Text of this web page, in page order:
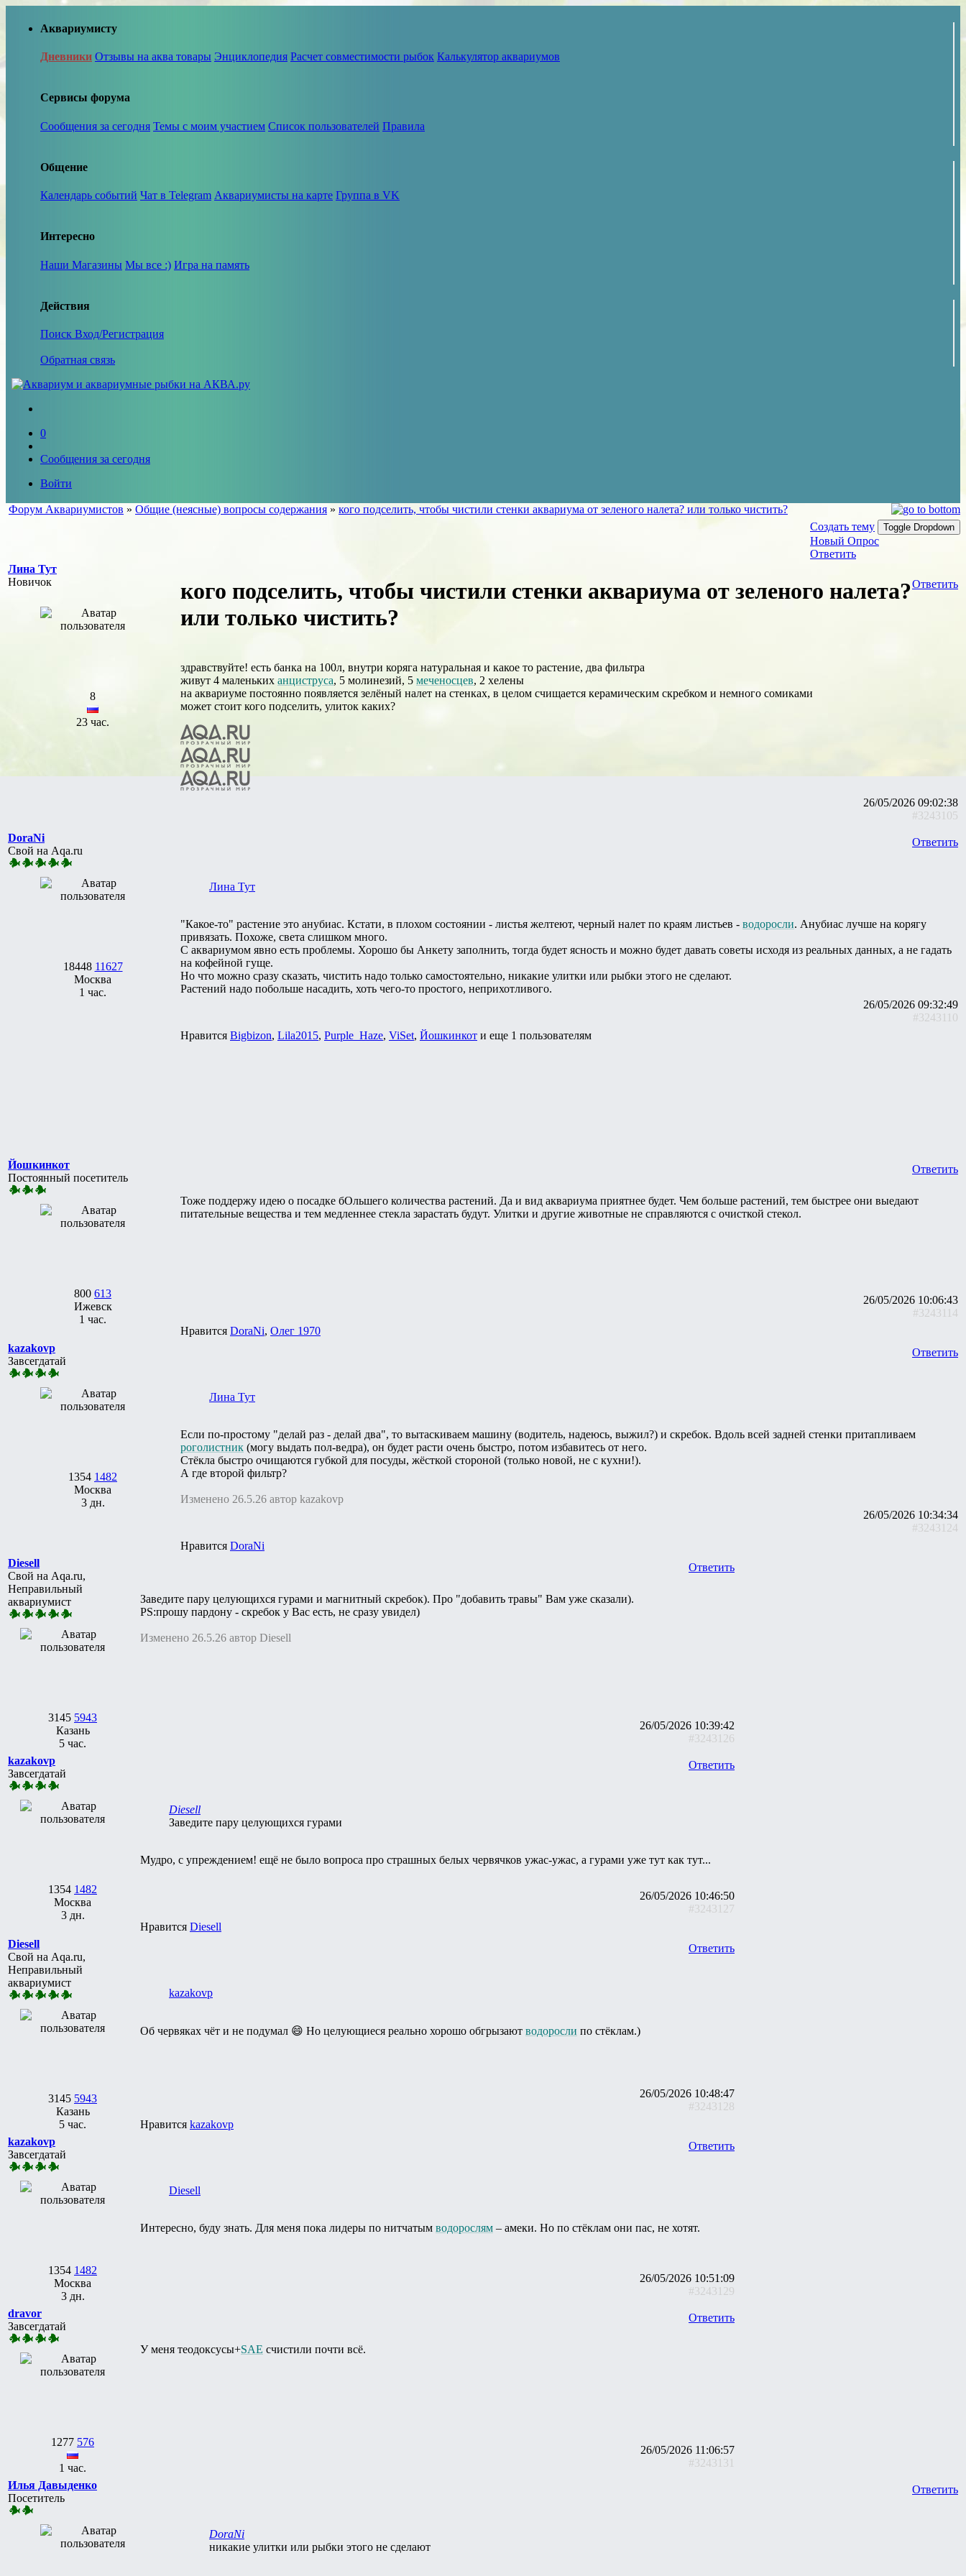
Аквариумисту
Дневники Отзывы на аква товары Энциклопедия Расчет совместимости рыбок Калькулятор аквариумов
Сервисы форума
Сообщения за сегодня Темы с моим участием Список пользователей Правила
Общение
Календарь событий Чат в Telegram Аквариумисты на карте Группа в VK
Интересно
Наши Магазины Мы все :) Игра на память
Действия
Поиск Вход/Регистрация
Обратная связь
0
Сообщения за сегодня
Войти
Форум Аквариумистов » Общие (неясные) вопросы содержания » кого подселить, чтобы чистили стенки аквариума от зеленого налета? или только чистить?
Создать тему
Toggle Dropdown
Новый Опрос
Ответить
Лина Тут
Новичок
8
23 час.
Ответить
кого подселить, чтобы чистили стенки аквариума от зеленого налета?
или только чистить?
здравствуйте! есть банка на 100л, внутри коряга натуральная и какое то растение, два фильтра
живут 4 маленьких анциструса, 5 молинезий, 5 меченосцев, 2 хелены
на аквариуме постоянно появляется зелёный налет на стенках, в целом счищается керамическим скребком и немного сомиками
может стоит кого подселить, улиток каких?
26/05/2026 09:02:38
#3243105
DoraNi
Свой на Aqa.ru
18448 11627
Москва
1 час.
Ответить
Лина Тут
"Какое-то" растение это анубиас. Кстати, в плохом состоянии - листья желтеют, черный налет по краям листьев - водоросли. Анубиас лучше на корягу
привязать. Похоже, света слишком много.
С аквариумом явно есть проблемы. Хорошо бы Анкету заполнить, тогда будет ясность и можно будет давать советы исходя из реальных данных, а не гадать
на кофейной гуще.
Но что можно сразу сказать, чистить надо только самостоятельно, никакие улитки или рыбки этого не сделают.
Растений надо побольше насадить, хоть чего-то простого, неприхотливого.
26/05/2026 09:32:49
#3243110
Нравится Bigbizon, Lila2015, Purple_Haze, ViSet, Йошкинкот и еще 1 пользователям
Йошкинкот
Постоянный посетитель
800 613
Ижевск
1 час.
Ответить
Тоже поддержу идею о посадке бОльшего количества растений. Да и вид аквариума приятнее будет. Чем больше растений, тем быстрее они выедают
питательные вещества и тем медленнее стекла зарастать будут. Улитки и другие животные не справляются с очисткой стекол.
26/05/2026 10:06:43
#3243114
Нравится DoraNi, Олег 1970
kazakovp
Завсегдатай
1354 1482
Москва
3 дн.
Ответить
Лина Тут
Если по-простому "делай раз - делай два", то вытаскиваем машину (водитель, надеюсь, выжил?) и скребок. Вдоль всей задней стенки притапливаем
роголистник (могу выдать пол-ведра), он будет расти очень быстро, потом избавитесь от него.
Стёкла быстро очищаются губкой для посуды, жёсткой стороной (только новой, не с кухни!).
А где второй фильтр?
Изменено 26.5.26 автор kazakovp
26/05/2026 10:34:34
#3243124
Нравится DoraNi
Diesell
Свой на Aqa.ru,
Неправильный
аквариумист
3145 5943
Казань
5 час.
Ответить
Заведите пару целующихся гурами и магнитный скребок). Про "добавить травы" Вам уже сказали).
PS:прошу пардону - скребок у Вас есть, не сразу увидел)
Изменено 26.5.26 автор Diesell
26/05/2026 10:39:42
#3243126
kazakovp
Завсегдатай
1354 1482
Москва
3 дн.
Ответить
Diesell
Заведите пару целующихся гурами
Мудро, с упреждением! ещё не было вопроса про страшных белых червячков ужас-ужас, а гурами уже тут как тут...
26/05/2026 10:46:50
#3243127
Нравится Diesell
Diesell
Свой на Aqa.ru,
Неправильный
аквариумист
3145 5943
Казань
5 час.
Ответить
kazakovp
Об червяках чёт и не подумал 😄 Но целующиеся реально хорошо обгрызают водоросли по стёклам.)
26/05/2026 10:48:47
#3243128
Нравится kazakovp
kazakovp
Завсегдатай
1354 1482
Москва
3 дн.
Ответить
Diesell
Интересно, буду знать. Для меня пока лидеры по нитчатым водорослям – амеки. Но по стёклам они пас, не хотят.
26/05/2026 10:51:09
#3243129
dravor
Завсегдатай
1277 576
1 час.
Ответить
У меня теодоксусы+SAE счистили почти всё.
26/05/2026 11:06:57
#3243131
Илья Давыденко
Посетитель
Ответить
DoraNi
никакие улитки или рыбки этого не сделают